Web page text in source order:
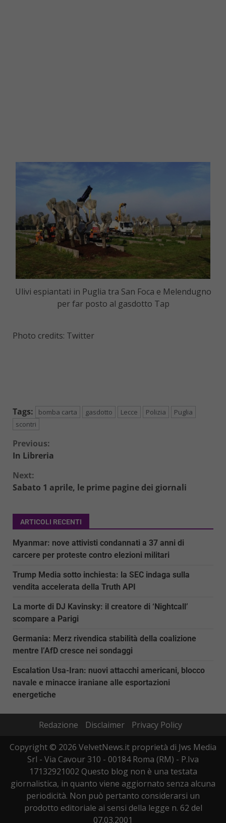
Ulivi espiantati in Puglia tra San Foca e Melendugno
per far posto al gasdotto Tap
Photo credits: Twitter
Tags: bomba carta gasdotto Lecce Polizia
Puglia
scontri
Continue
Previous:
In Libreria
Next:
Sabato 1 aprile, le prime pagine dei giornali
ARTICOLI RECENTI
Myanmar: nove attivisti condannati a 37 anni di
carcere per proteste contro elezioni militari
Trump Media sotto inchiesta: la SEC indaga sulla
vendita accelerata della Truth API
La morte di DJ Kavinsky: il creatore di ‘Nightcall’
scompare a Parigi
Germania: Merz rivendica stabilità della coalizione
mentre l’AfD cresce nei sondaggi
Escalation Usa-Iran: nuovi attacchi americani, blocco
navale e minacce iraniane alle esportazioni
energetiche
Redazione Disclaimer
Privacy Policy
Copyright © 2026 VelvetNews.it proprietà di Jws Media
Srl - Via Cavour 310 - 00184 Roma (RM) - P.Iva
17132921002 Questo blog non è una testata
giornalistica, in quanto viene aggiornato senza alcuna
periodicità. Non può pertanto considerarsi un
prodotto editoriale ai sensi della legge n. 62 del
07.03.2001